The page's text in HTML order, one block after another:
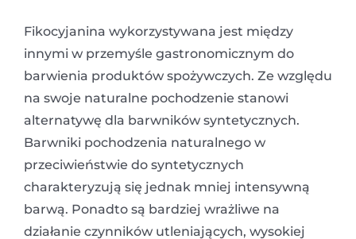
Fikocyjanina wykorzystywana jest między
innymi w przemyśle gastronomicznym do
barwienia produktów spożywczych. Ze względu
na swoje naturalne pochodzenie stanowi
alternatywę dla barwników syntetycznych.
Barwniki pochodzenia naturalnego w
przeciwieństwie do syntetycznych
charakteryzują się jednak mniej intensywną
barwą. Ponadto są bardziej wrażliwe na
działanie czynników utleniających, wysokiej